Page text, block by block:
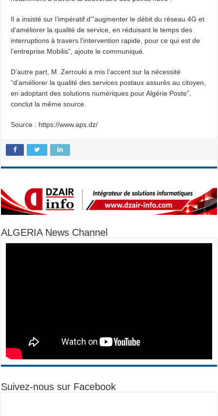
Il a insisté sur l’impératif d'”augmenter le débit du réseau 4G et
d’améliorer la qualité de service, en réduisant le temps des
interruptions à travers l’intervention rapide, pour ce qui est de
l’entreprise Mobilis”, ajoute le communiqué.
D’autre part, M. Zerrouki a mis l’accent sur la nécessité
“d’améliorer la qualité des services postaux assurés au citoyen,
en adoptant des solutions numériques pour Algérie Poste”,
conclut la même source.
Source : https://www.aps.dz/
ALGERIA News Channel
Suivez-nous sur Facebook